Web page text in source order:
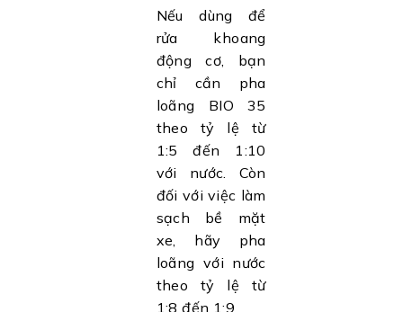
Nếu dùng để
rửa khoang
động cơ, bạn
chỉ cần pha
loãng BIO 35
theo tỷ lệ từ
1:5 đến 1:10
với nước. Còn
đối với việc làm
sạch bề mặt
xe, hãy pha
loãng với nước
theo tỷ lệ từ
1:8 đến 1:9.